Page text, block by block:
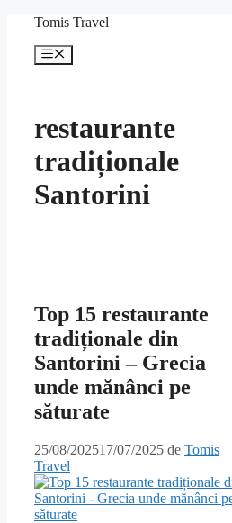
conținut
Tomis Travel
Meniu
restaurante
tradiționale
Santorini
Top 15 restaurante
tradiționale din
Santorini – Grecia
unde mănânci pe
săturate
25/08/202517/07/2025 de Tomis
Travel